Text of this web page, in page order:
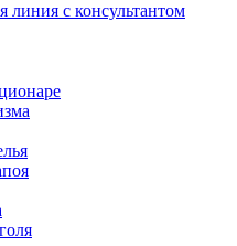
линия с консультантом